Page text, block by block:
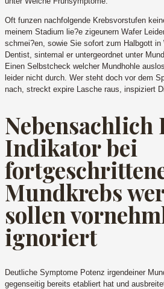
Oft funzen nachfolgende Krebsvorstufen
meinem Stadium lie?e zigeunern Wafer
schmei?en, sowie Sie sofort zum Halbgott
Dentist, sintemal er untergeordnet unter
Einen Selbstcheck welcher Mundhohle
leider nicht durch. Wer steht doch vor dem
nach, streckt expire Lasche raus, inspiziert
Nebensachlich
Indikator bei
Mundkrebs
sollen
ignoriert
Deutliche Symptome Potenz irgendeiner
gegenseitig bereits etabliert hat und